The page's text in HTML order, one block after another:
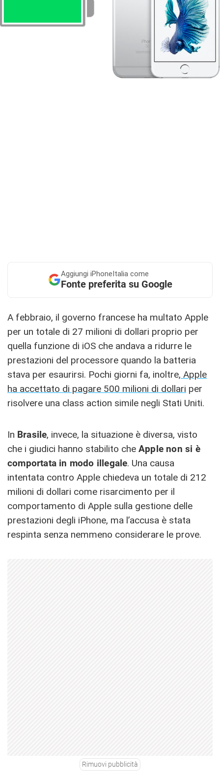
Aggiungi iPhoneItalia come
Fonte preferita su Google
A febbraio, il governo francese ha multato Apple
per un totale di 27 milioni di dollari proprio per
quella funzione di iOS che andava a ridurre le
prestazioni del processore quando la batteria
stava per esaurirsi. Pochi giorni fa, inoltre, Apple
ha accettato di pagare 500 milioni di dollari per
risolvere una class action simile negli Stati Uniti.
In Brasile, invece, la situazione è diversa, visto
che i giudici hanno stabilito che Apple non si è
comportata in modo illegale. Una causa
intentata contro Apple chiedeva un totale di 212
milioni di dollari come risarcimento per il
comportamento di Apple sulla gestione delle
prestazioni degli iPhone, ma l’accusa è stata
respinta senza nemmeno considerare le prove.
Rimuovi pubblicità